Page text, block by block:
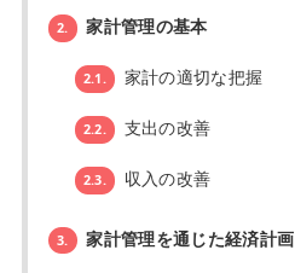
2. 家計管理の基本
2.1. 家計の適切な把握
2.2. 支出の改善
2.3. 収入の改善
3. 家計管理を通じた経済計画